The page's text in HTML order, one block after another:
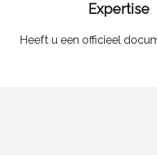
Expertise
Heeft u een officieel